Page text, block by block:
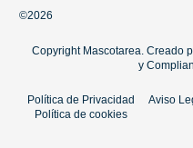
©2026
Copyright Mascotarea. Creado
y
Política de Privacidad Aviso
Política de cookies